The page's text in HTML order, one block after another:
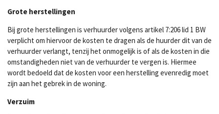
Grote herstellingen
Bij grote herstellingen is verhuurder volgens artikel 7:206 lid 1 BW
verplicht om hiervoor de kosten te dragen als de huurder dit van de
verhuurder verlangt, tenzij het onmogelijk is of als de kosten in die
omstandigheden niet van de verhuurder te vergen is. Hiermee
wordt bedoeld dat de kosten voor een herstelling evenredig moet
zijn aan het gebrek in de woning.
Verzuim